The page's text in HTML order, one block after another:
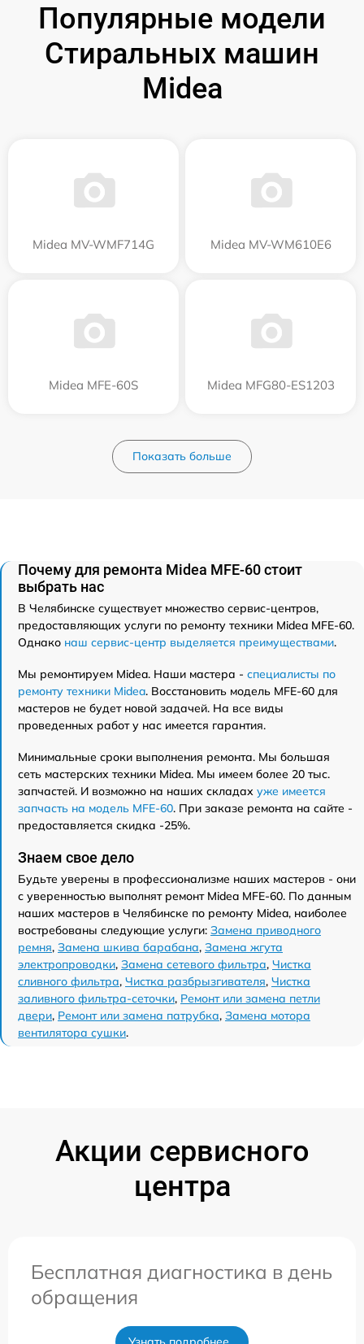
Популярные модели
Стиральных машин
Midea
Midea MV-WMF714G Midea MV-WM610E6
Midea MFE-60S Midea MFG80-ES1203
Показать больше
Почему для ремонта Midea MFE-60 стоит
выбрать нас
В Челябинске существует множество сервис-центров,
предоставляющих услуги по ремонту техники Midea MFE-60.
Однако наш сервис-центр выделяется преимуществами.
Мы ремонтируем Midea. Наши мастера - специалисты по
ремонту техники Midea. Восстановить модель MFE-60 для
мастеров не будет новой задачей. На все виды
проведенных работ у нас имеется гарантия.
Минимальные сроки выполнения ремонта. Мы большая
сеть мастерских техники Midea. Мы имеем более 20 тыс.
запчастей. И возможно на наших складах уже имеется
запчасть на модель MFE-60. При заказе ремонта на сайте -
предоставляется скидка -25%.
Знаем свое дело
Будьте уверены в профессионализме наших мастеров - они
с уверенностью выполнят ремонт Midea MFE-60. По данным
наших мастеров в Челябинске по ремонту Midea, наиболее
востребованы следующие услуги: Замена приводного
ремня, Замена шкива барабана, Замена жгута
электропроводки, Замена сетевого фильтра, Чистка
сливного фильтра, Чистка разбрызгивателя, Чистка
заливного фильтра-сеточки, Ремонт или замена петли
двери, Ремонт или замена патрубка, Замена мотора
вентилятора сушки.
Акции сервисного
центра
Бесплатная диагностика в день
обращения